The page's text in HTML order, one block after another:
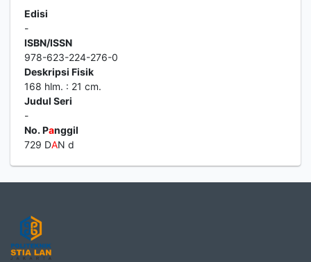
Edisi
-
ISBN/ISSN
978-623-224-276-0
Deskripsi Fisik
168 hlm. : 21 cm.
Judul Seri
-
No. Panggil
729 DAN d